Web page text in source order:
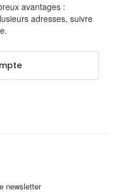
avantages :
adresses, suivre
newsletter